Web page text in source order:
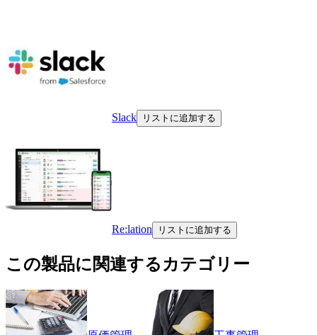
Slack リストに追加する
Re:lation リストに追加する
この製品に関連するカテゴリー